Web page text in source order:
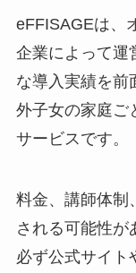
eFFISAGEは、
企業によって運
な導入実績を前
外子女の家庭ご
サービスです。
料金、講師体制
される可能性が
必ず公式サイト